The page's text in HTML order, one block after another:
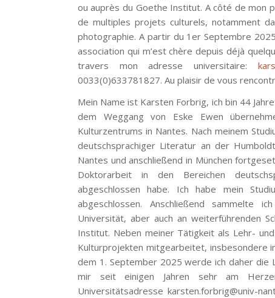
ou auprès du Goethe Institut. A côté de mon
de multiples projets culturels, notamment
photographie. A partir du 1er Septembre
association qui m’est chère depuis déjà
travers mon adresse universitaire:
0033(0)633781827. Au plaisir de vous
Mein Name ist Karsten Forbrig, ich bin 44
dem Weggang von Eske Ewen
Kulturzentrums in Nantes. Nach meinem
deutschsprachiger Literatur an der
Nantes und anschließend in München
Doktorarbeit in den Bereichen
abgeschlossen habe. Ich habe mein
abgeschlossen. Anschließend sammelte
Universität, aber auch an weiterführenden
Institut. Neben meiner Tätigkeit als Lehr-
Kulturprojekten mitgearbeitet, insbesondere
dem 1. September 2025 werde ich daher die
mir seit einigen Jahren sehr am
Universitätsadresse karsten.forbrig@univ-